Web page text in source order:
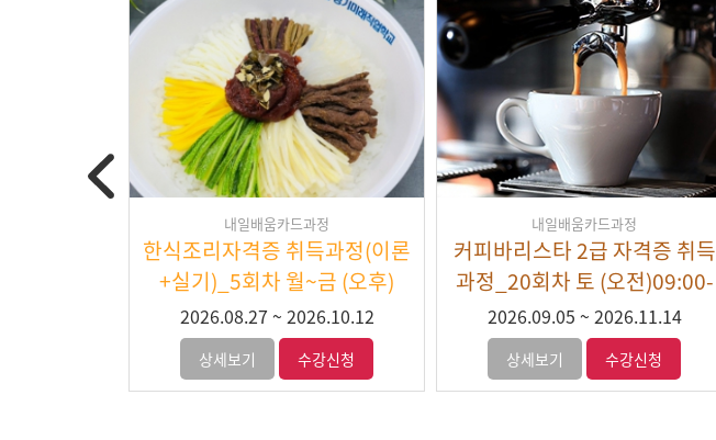
내일배움카드과정
제과기능사 실기_5회차 수,금
(야간)19:00~22:00
2026.09.09~ 2026.11.20
상세보기 수강신청
내일배움카드과정
커피바리스타 2급 자격증 & 라
떼아트_2회차 월~금 (오전)
14:00-18:00
2026.09.09 ~ 2026.10.13
상세보기 수강신청